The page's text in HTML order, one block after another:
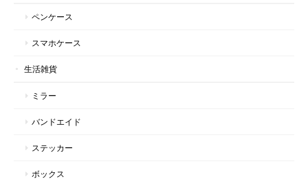
ペンケース
スマホケース
生活雑貨
ミラー
バンドエイド
ステッカー
ボックス